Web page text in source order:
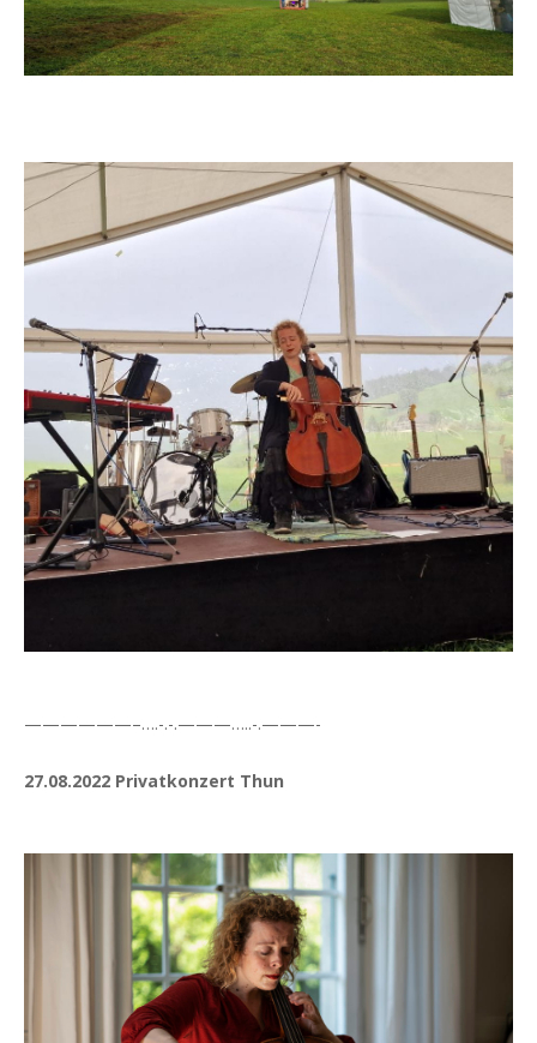
——————–….-.-.———…..-.———-
27.08.2022 Privatkonzert Thun